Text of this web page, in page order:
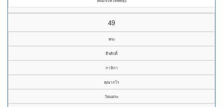
49
พระ
ธีรศักดิ์
กาลิกา
คุณากโร
วัดแตระ